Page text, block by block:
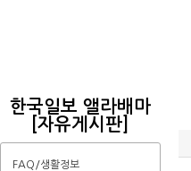
한국일보 앨라배마
[자유게시판]
FAQ/생활정보